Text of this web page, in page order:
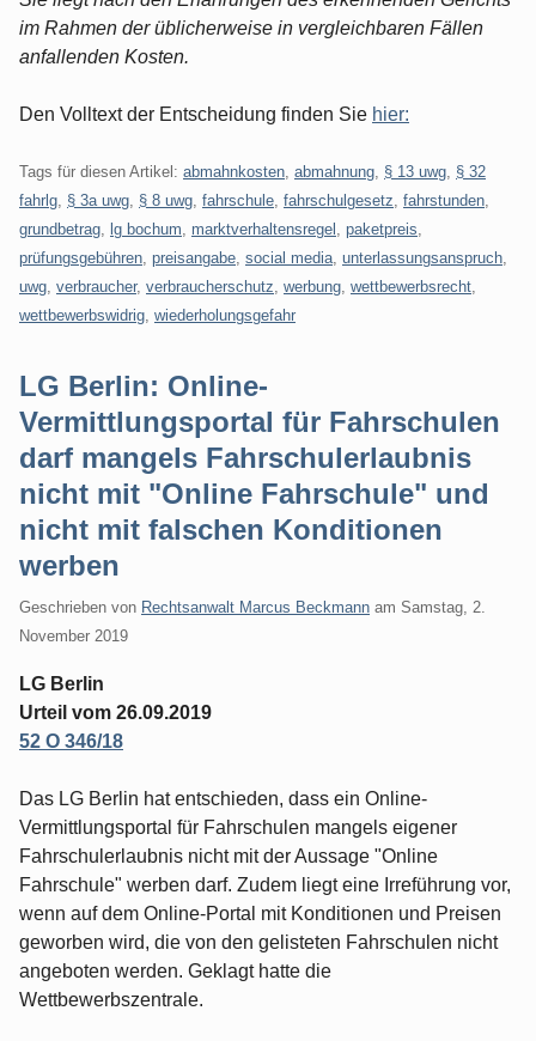
im Rahmen der üblicherweise in vergleichbaren Fällen
anfallenden Kosten.
Den Volltext der Entscheidung finden Sie hier:
Tags für diesen Artikel: abmahnkosten abmahnung § 13 uwg § 32
fahrlg § 3a uwg § 8 uwg fahrschule fahrschulgesetz fahrstunden
grundbetrag
lg bochum marktverhaltensregel paketpreis
prüfungsgebühren preisangabe social media unterlassungsanspruch
uwg verbraucher, verbraucherschutz werbung wettbewerbsrecht
wettbewerbswidrig wiederholungsgefahr
LG Berlin: Online-
Vermittlungsportal für Fahrschulen
darf mangels Fahrschulerlaubnis
nicht mit "Online Fahrschule" und
nicht mit falschen Konditionen
werben
Geschrieben von Rechtsanwalt Marcus Beckmann am Samstag, 2.
November 2019
LG Berlin
Urteil vom 26.09.2019
52 O 346/18
Das LG Berlin hat entschieden, dass ein Online-
Vermittlungsportal für Fahrschulen mangels eigener
Fahrschulerlaubnis nicht mit der Aussage "Online
Fahrschule" werben darf. Zudem liegt eine Irreführung vor,
wenn auf dem Online-Portal mit Konditionen und Preisen
geworben wird, die von den gelisteten Fahrschulen nicht
angeboten werden. Geklagt hatte die
Wettbewerbszentrale.